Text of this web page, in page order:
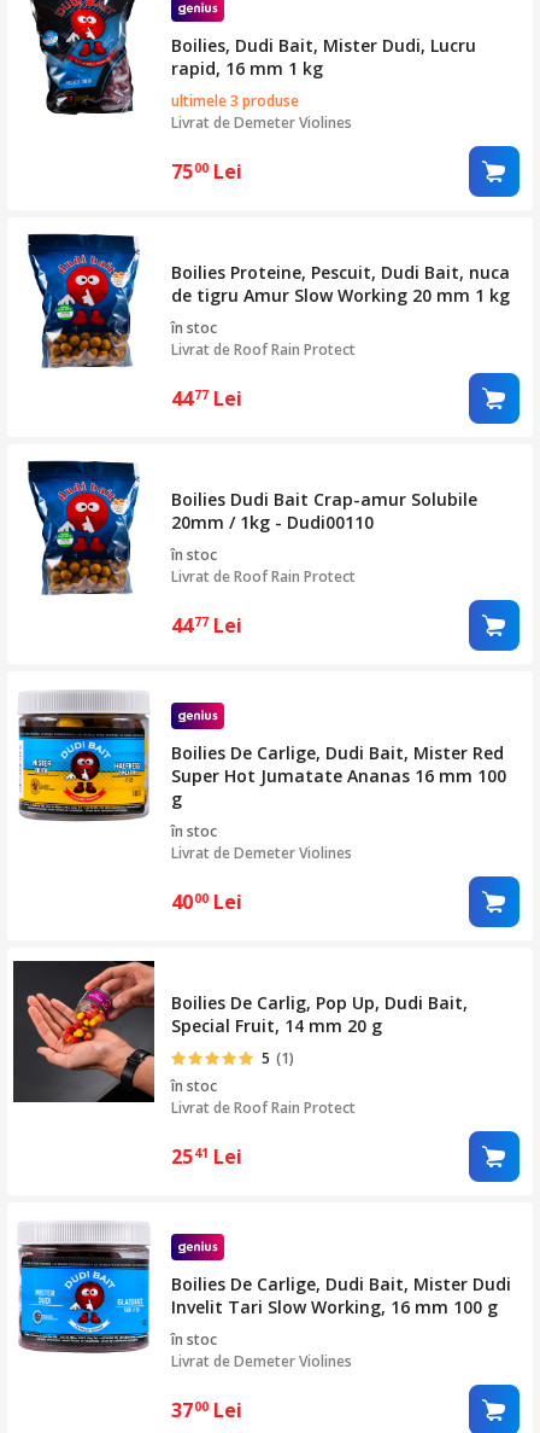
Boilies, Dudi Bait, Mister Dudi, Lucru
rapid, 16 mm 1 kg
ultimele 3 produse
Livrat deDemeter Violines
7500 Lei
Boilies Proteine, Pescuit, Dudi Bait, nuca
de tigru Amur Slow Working 20 mm 1 kg
în stoc
Livrat deRoof Rain Protect
4477 Lei
Boilies Dudi Bait Crap-amur Solubile
20mm / 1kg - Dudi00110
în stoc
Livrat deRoof Rain Protect
4477 Lei
Boilies De Carlige, Dudi Bait, Mister Red
Super Hot Jumatate Ananas 16 mm 100
g
în stoc
Livrat deDemeter Violines
4000 Lei
Boilies De Carlig, Pop Up, Dudi Bait,
Special Fruit, 14 mm 20 g
5 (1)
în stoc
Livrat deRoof Rain Protect
2541 Lei
Boilies De Carlige, Dudi Bait, Mister Dudi
Invelit Tari Slow Working, 16 mm 100 g
în stoc
Livrat deDemeter Violines
3700 Lei